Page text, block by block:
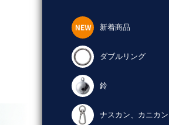
新着商品
ダブルリング
鈴
ナスカン、カニカン